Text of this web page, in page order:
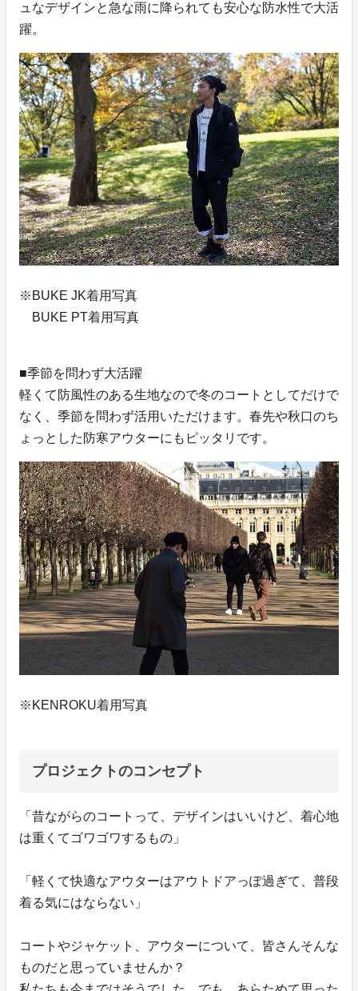
ュなデザインと急な雨に降られても安心な防水性で大活
躍。
※BUKE JK着用写真
BUKE PT着用写真
■季節を問わず大活躍
軽くて防風性のある生地なので冬のコートとしてだけで
なく、季節を問わず活用いただけます。春先や秋口のち
ょっとした防寒アウターにもピッタリです。
※KENROKU着用写真
プロジェクトのコンセプト
「昔ながらのコートって、デザインはいいけど、着心地
は重くてゴワゴワするもの」
「軽くて快適なアウターはアウトドアっぽ過ぎて、普段
着る気にはならない」
コートやジャケット、アウターについて、皆さんそんな
ものだと思っていませんか？